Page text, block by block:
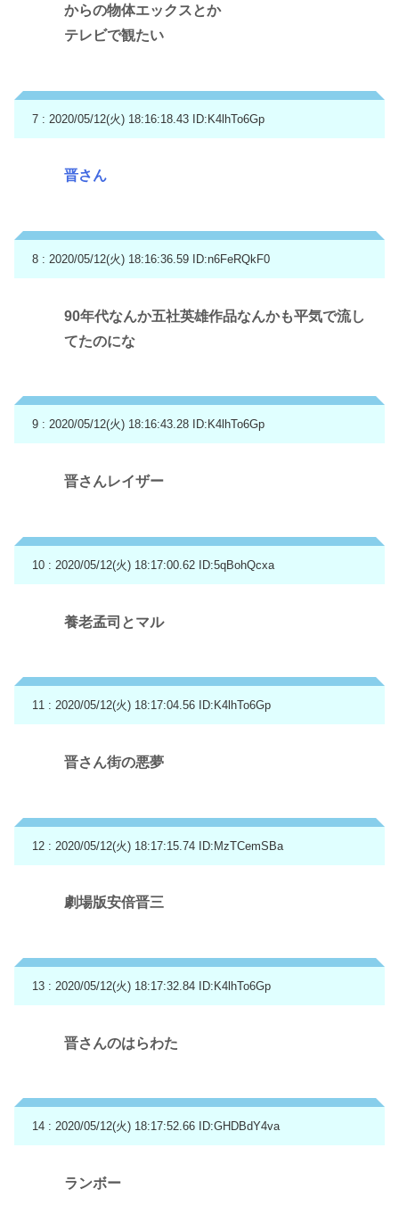
からの物体エックスとか
テレビで観たい
7 : 2020/05/12(火) 18:16:18.43 ID:K4lhTo6Gp
晋さん
8 : 2020/05/12(火) 18:16:36.59 ID:n6FeRQkF0
90年代なんか五社英雄作品なんかも平気で流し
てたのにな
9 : 2020/05/12(火) 18:16:43.28 ID:K4lhTo6Gp
晋さんレイザー
10 : 2020/05/12(火) 18:17:00.62 ID:5qBohQcxa
養老孟司とマル
11 : 2020/05/12(火) 18:17:04.56 ID:K4lhTo6Gp
晋さん街の悪夢
12 : 2020/05/12(火) 18:17:15.74 ID:MzTCemSBa
劇場版安倍晋三
13 : 2020/05/12(火) 18:17:32.84 ID:K4lhTo6Gp
晋さんのはらわた
14 : 2020/05/12(火) 18:17:52.66 ID:GHDBdY4va
ランボー